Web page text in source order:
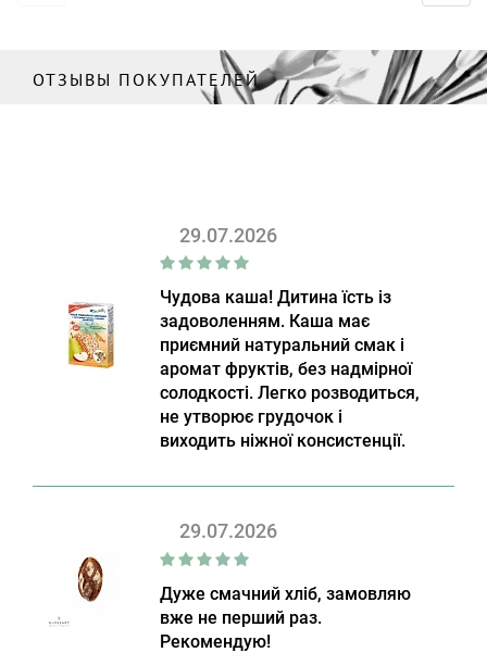
ОТЗЫВЫ ПОКУПАТЕЛЕЙ
29.07.2026
Чудова каша! Дитина їсть із
задоволенням. Каша має
приємний натуральний смак і
аромат фруктів, без надмірної
солодкості. Легко розводиться,
не утворює грудочок і
виходить ніжної консистенції.
29.07.2026
Дуже смачний хліб, замовляю
вже не перший раз.
Рекомендую!